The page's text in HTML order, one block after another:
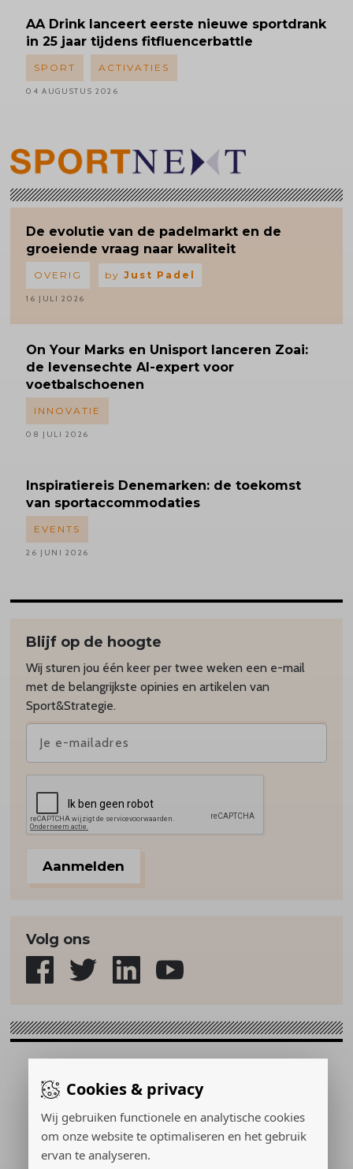
Cookies & privacy
Wij gebruiken functionele en analytische cookies
om onze website te optimaliseren en het gebruik
ervan te analyseren.
AA Drink lanceert eerste nieuwe sportdrank
in 25 jaar tijdens fitfluencerbattle
SPORT ACTIVATIES
04 AUGUSTUS 2026
De evolutie van de padelmarkt en de
groeiende vraag naar kwaliteit
OVERIG by Just Padel
16 JULI 2026
On Your Marks en Unisport lanceren Zoai:
de levensechte AI-expert voor
voetbalschoenen
INNOVATIE
08 JULI 2026
Inspiratiereis Denemarken: de toekomst
van sportaccommodaties
EVENTS
26 JUNI 2026
Blijf op de hoogte
Wij sturen jou één keer per twee weken een e-mail
met de belangrijkste opinies en artikelen van
Sport&Strategie.
Aanmelden
Volg ons
Gerealiseerd door: